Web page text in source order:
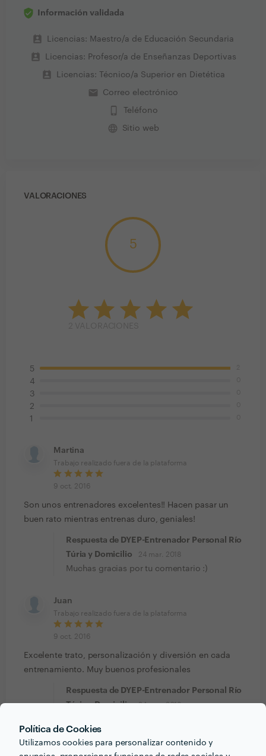
Política de Cookies
Utilizamos cookies para personalizar contenido y
Información validada
perm_contact_calendar Licencias: Maestro/a de Educación Secundaria
perm_contact_calendar Licencias: Profesor/a de Enseñanzas Deportivas
perm_contact_calendar Licencias: Técnico/a Superior en Dietética
email Correo electrónico
phone_iphone Teléfono
language Sitio web
VALORACIONES
5
5
4
3
2
1
Martina
Trabajo realizado fuera de la plataforma
9 oct. 2016
Son unos entrenadores excelentes!! Hacen pasar un
buen rato mientras entrenas duro, geniales!
Respuesta de DYEP-Entrenador Personal Río
Túria y Domicilio
24 mar. 2018
Muchas gracias por tu comentario :)
Juan
Trabajo realizado fuera de la plataforma
9 oct. 2016
Excelente trato, personalización y diversión en cada
entrenamiento. Muy buenos profesionales
Respuesta de DYEP-Entrenador Personal Río
Túria y Domicilio
24 mar. 2018